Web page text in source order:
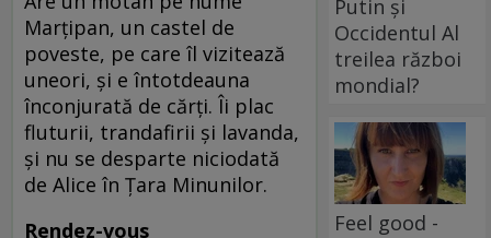
Marţipan, un castel de
poveste, pe care îl vizitează
uneori, şi e întotdeauna
înconjurată de cărţi. Îi plac
fluturii, trandafirii şi lavanda,
şi nu se desparte niciodată
de Alice în Ţara Minunilor.
Rendez-vous
Putin și
Occidentul Al
treilea război
mondial?
Feel good -